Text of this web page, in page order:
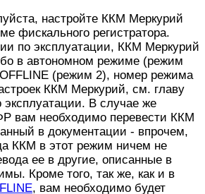
настройте ККМ Меркурий
фискального регистратора.
по эксплуатации, ККМ Меркурий
в автономном режиме (режим
(режим 2), номер режима
ККМ Меркурий, см. главу
эксплуатации. В случае же
вам необходимо перевести ККМ
в документации - впрочем,
ККМ в этот режим ничем не
ее в другие, описанные в
Кроме того, так же, как и в
, вам необходимо будет